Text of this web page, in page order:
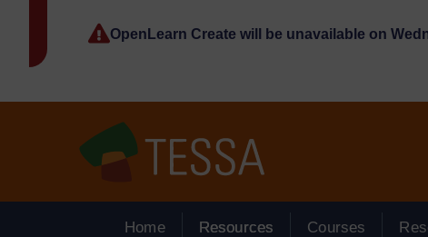
OpenLearn Create will be unavailable on
Home Resources Courses